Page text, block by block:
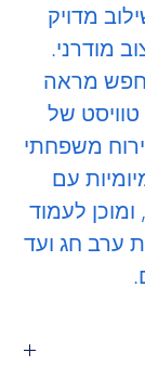
מדויק
מודרני.
מראה
של
משפחתי
עם
לעמוד
ערב חג ועד